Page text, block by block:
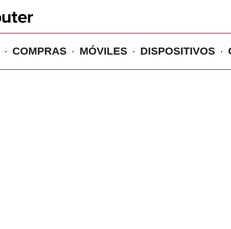
COMPRAS MÓVILES DISPOSITIVOS